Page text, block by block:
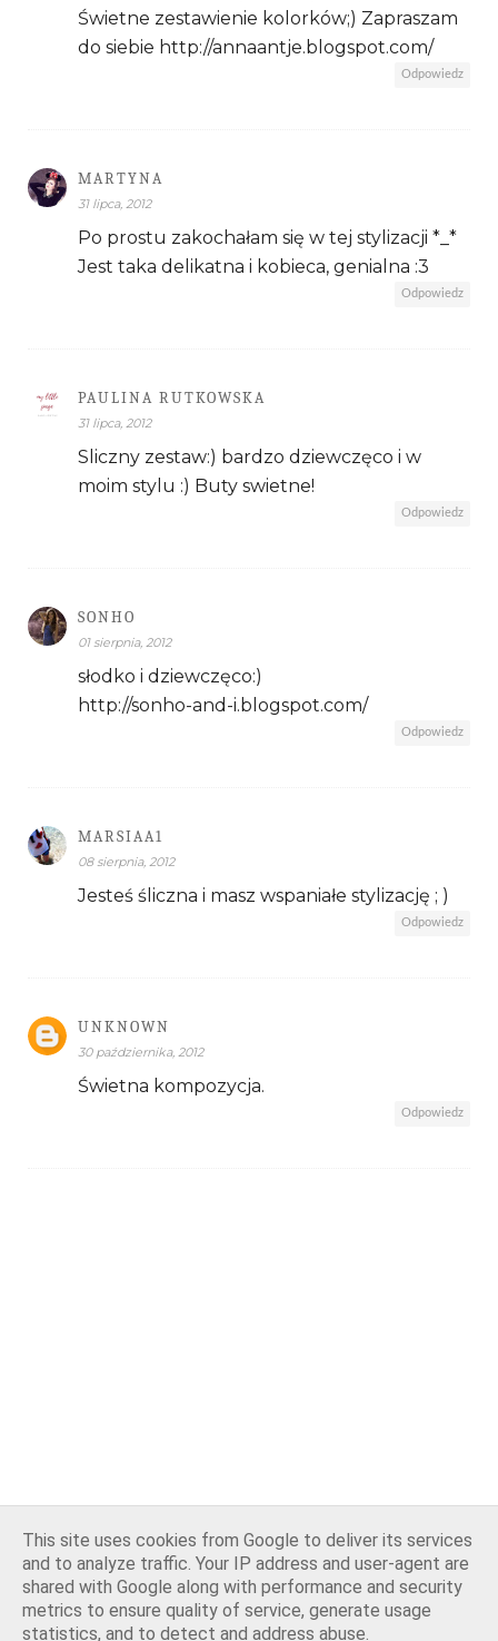
Świetne zestawienie kolorków;) Zapraszam
do siebie http://annaantje.blogspot.com/
Odpowiedz
MARTYNA
31 lipca, 2012
Po prostu zakochałam się w tej stylizacji *_*
Jest taka delikatna i kobieca, genialna :3
Odpowiedz
PAULINA RUTKOWSKA
31 lipca, 2012
Sliczny zestaw:) bardzo dziewczęco i w
moim stylu :) Buty swietne!
Odpowiedz
SONHO
01 sierpnia, 2012
słodko i dziewczęco:)
http://sonho-and-i.blogspot.com/
Odpowiedz
MARSIAA1
08 sierpnia, 2012
Jesteś śliczna i masz wspaniałe stylizację ; )
Odpowiedz
UNKNOWN
30 października, 2012
Świetna kompozycja.
Odpowiedz
This site uses cookies from Google to deliver its services
and to analyze traffic. Your IP address and user-agent are
shared with Google along with performance and security
metrics to ensure quality of service, generate usage
statistics, and to detect and address abuse.